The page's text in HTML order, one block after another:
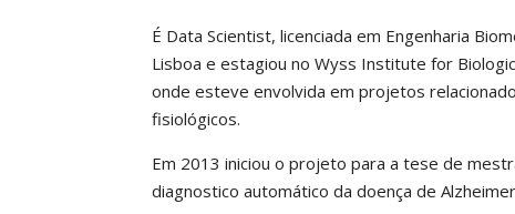
É Data Scientist, licenciada em Engenharia
Lisboa e estagiou no Wyss Institute for
onde esteve envolvida em projetos
fisiológicos.
Em 2013 iniciou o projeto para a tese de
diagnostico automático da doença de